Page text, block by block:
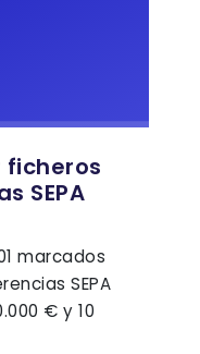
ficheros
SEPA
marcados
SEPA
€ y 10